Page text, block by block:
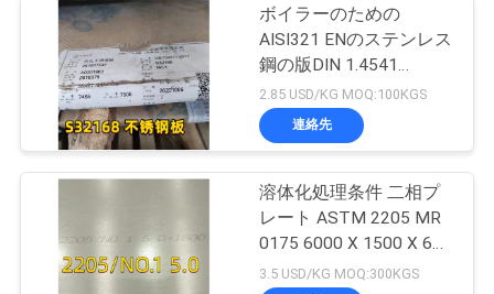
ボイラーのための
AISI321 ENのステンレス
鋼の版DIN 1.4541
S32168つや出しの
10mm
2.85 USD/KG MOQ:100KGS
連絡先
溶体化処理条件 二相プ
レート ASTM 2205 MR
0175 6000 X 1500 X 6
Thk
3.5 USD/KG MOQ:300KGS